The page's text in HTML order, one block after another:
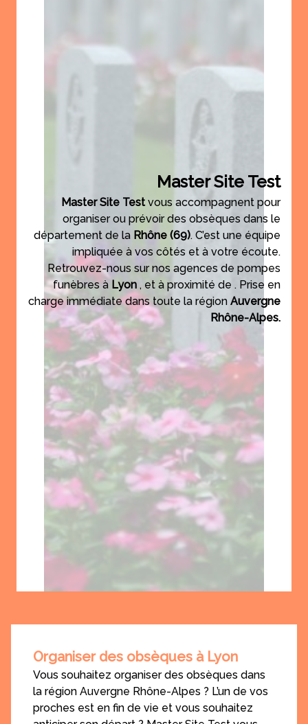
Master Site Test
Master Site Testvous accompagnent pour
organiser ou prévoir des obsèques dans le
département de la Rhône (69). C’est une équipe
impliquée à vos côtés et à votre écoute.
Retrouvez-nous sur nos agences de pompes
funèbres à Lyon , et à proximité de . Prise en
charge immédiate dans toute la région Auvergne
Rhône-Alpes.
Organiser des obsèques à Lyon
Vous souhaitez organiser des obsèques dans
la région Auvergne Rhône-Alpes ? L’un de vos
proches est en fin de vie et vous souhaitez